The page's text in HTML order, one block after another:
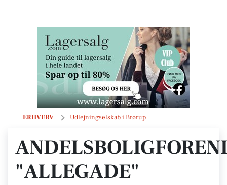
ERHVERV Udlejningselskab i Brørup
Andelsboligforeningen "Allegade"
"ALLEGADE"